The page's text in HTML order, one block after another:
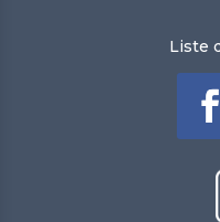
Liste